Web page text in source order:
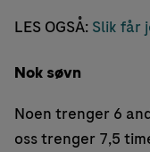
LES OGSÅ: Slik får
Nok søvn
Noen trenger 6
oss trenger 7,5